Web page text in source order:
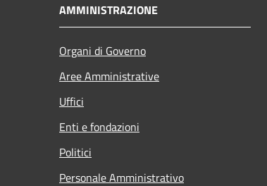
AMMINISTRAZIONE
Organi di Governo
Aree Amministrative
Uffici
Enti e fondazioni
Politici
Personale Amministrativo